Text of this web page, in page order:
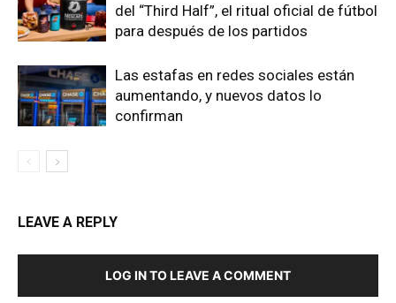
del “Third Half”, el ritual oficial de fútbol
para después de los partidos
Las estafas en redes sociales están
aumentando, y nuevos datos lo
confirman
LEAVE A REPLY
LOG IN TO LEAVE A COMMENT